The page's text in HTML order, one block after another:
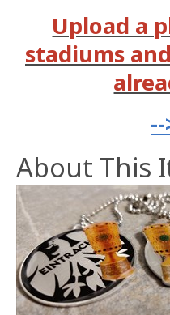
Upload a
stadiums
About This